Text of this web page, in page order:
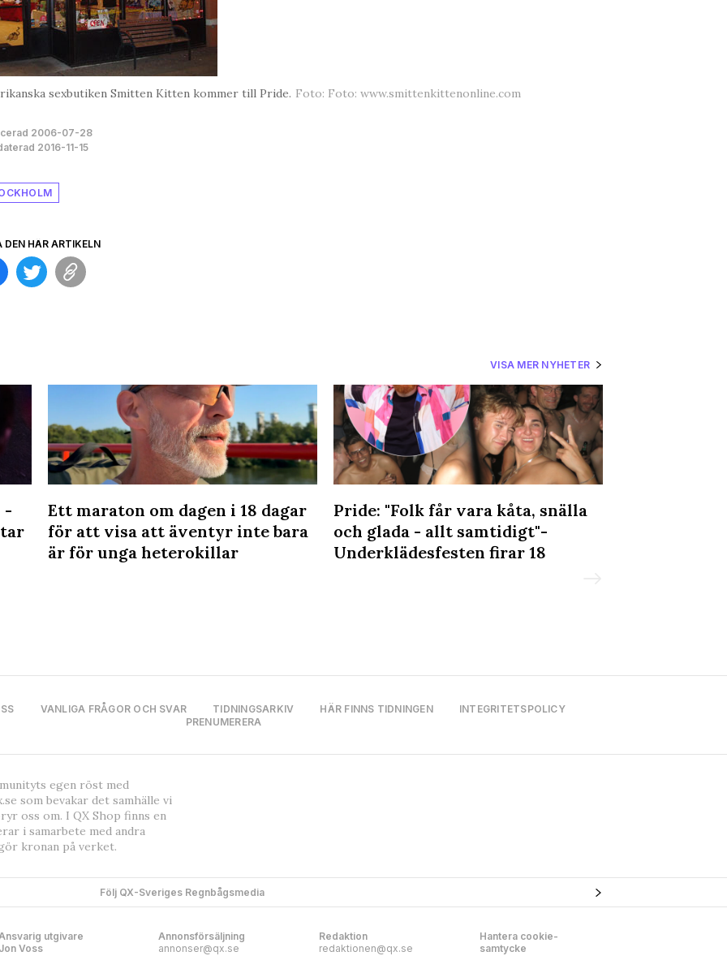
sexbutiken Smitten Kitten kommer till Pride. Foto: Foto: www.smittenkittenonline.com
2006-07-28
2016-11-15
DEN HÄR ARTIKELN
VISA MER NYHETER
-
Ett maraton om dagen i 18 dagar
för att visa att äventyr inte bara
är för unga heterokillar
Pride: "Folk får vara kåta, snälla
och glada - allt samtidigt"-
Underklädesfesten firar 18
VANLIGA FRÅGOR OCH SVAR TIDNINGSARKIV HÄR FINNS TIDNINGEN
INTEGRITETSPOLICY
PRENUMERERA
egen röst med
som bevakar det samhälle vi
oss om. I QX Shop finns en
i samarbete med andra
kronan på verket.
Följ QX-Sveriges Regnbågsmedia
utgivare
Voss
Annonsförsäljning
annonser@qx.se
Redaktion
redaktionen@qx.se
Hantera cookie-
samtycke